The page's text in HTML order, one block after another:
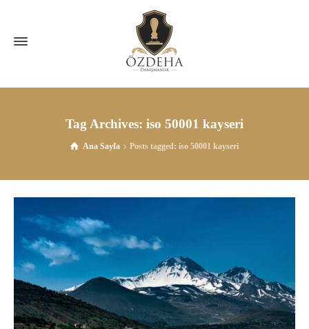
Tag Archives: iso 50001 kayseri
Ana Sayfa Posts tagged: iso 50001 kayseri